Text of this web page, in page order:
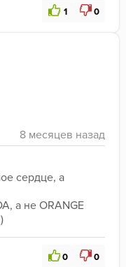
1 0
сердце, а
а не ORANGE
0 0